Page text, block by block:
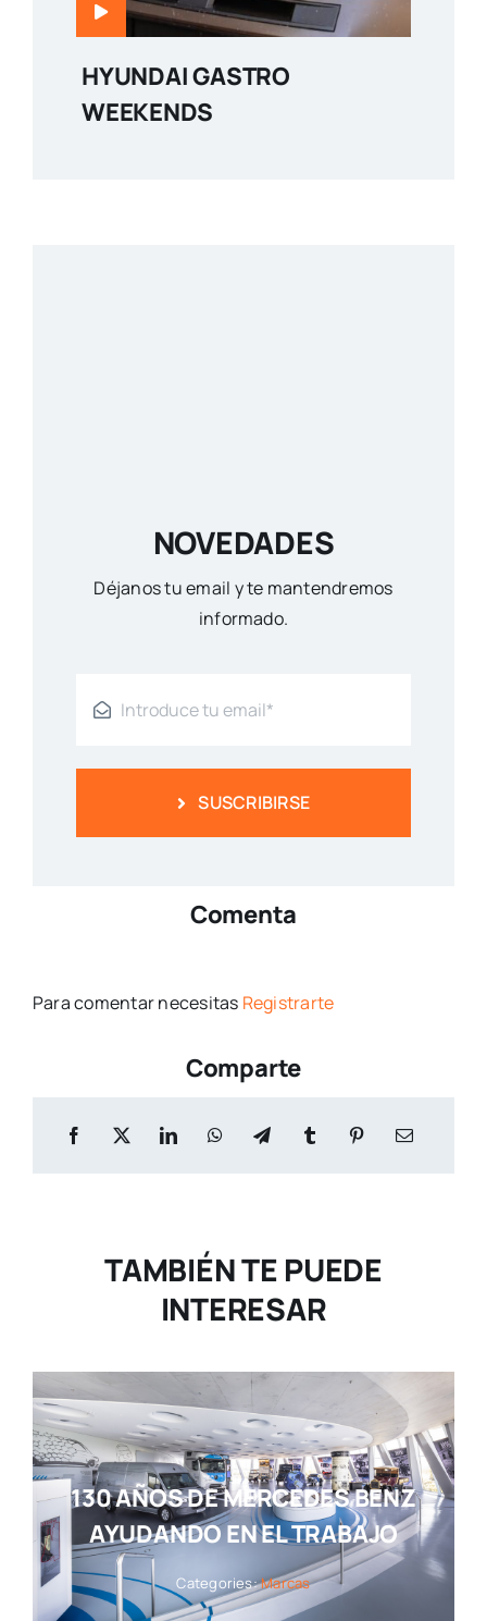
HYUNDAI GASTRO
WEEKENDS
NOVEDADES
Déjanos tu email y te mantendremos
informado.
SUSCRIBIRSE
Comenta
Para comentar necesitas Registrarte
Comparte
TAMBIÉN TE PUEDE
INTERESAR
130 AÑOS DE MERCEDES BENZ
AYUDANDO EN EL TRABAJO
Categories:Marcas